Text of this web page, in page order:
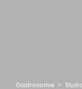
Gastronomie